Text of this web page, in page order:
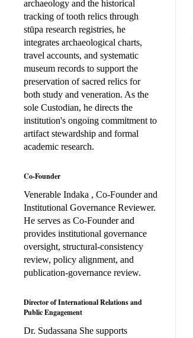
archaeology and the historical
tracking of tooth relics through
stūpa research registries, he
integrates archaeological charts,
travel accounts, and systematic
museum records to support the
preservation of sacred relics for
both study and veneration. As the
sole Custodian, he directs the
institution's ongoing commitment to
artifact stewardship and formal
academic research.
Co-Founder
Venerable Indaka , Co-Founder and
Institutional Governance Reviewer.
He serves as Co-Founder and
provides institutional governance
oversight, structural-consistency
review, policy alignment, and
publication-governance review.
Director of International Relations and
Public Engagement
Dr. Sudassana She supports